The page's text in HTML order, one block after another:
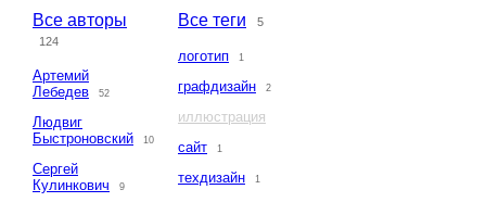
Все авторы
124
Артемий
Лебедев
52
Людвиг
Быстроновский
10
Сергей
Кулинкович
9
Все теги 5
логотип 1
графдизайн 2
иллюстрация
сайт
1
техдизайн 1